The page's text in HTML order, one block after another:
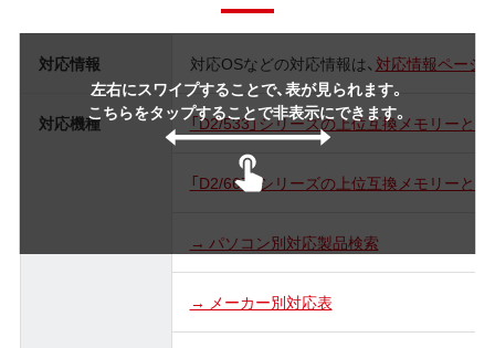
左右にスワイプすることで、表が見られます。
こちらをタップすることで非表示にできます。
対応情報 対応OSなどの対応情報は、 対応情報ページ
対応機種 「D2/533」シリーズの上位互換メモリーと
「D2/667」シリーズの上位互換メモリーと
→ パソコン別対応製品検索
→ メーカー別対応表